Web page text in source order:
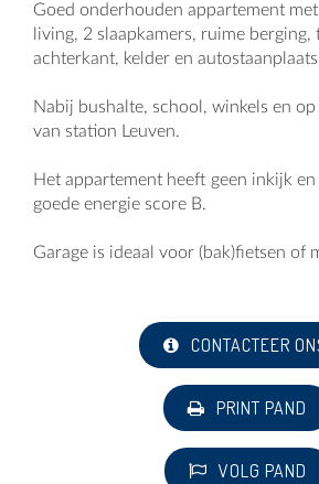
Goed onderhouden appartement
living, 2 slaapkamers, ruime berging,
achterkant, kelder en
Nabij bushalte, school, winkels en
van station Leuven.
Het appartement heeft geen inkijk
goede energie score B.
Garage is ideaal voor (bak)fietsen of
CONTACTEER
PRINT PAND
VOLG PAND